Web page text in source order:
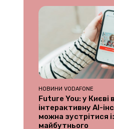
НОВИНИ VODAFONE
Future You: у Києві
інтерактивну AI-
можна зустрітися
майбутнього